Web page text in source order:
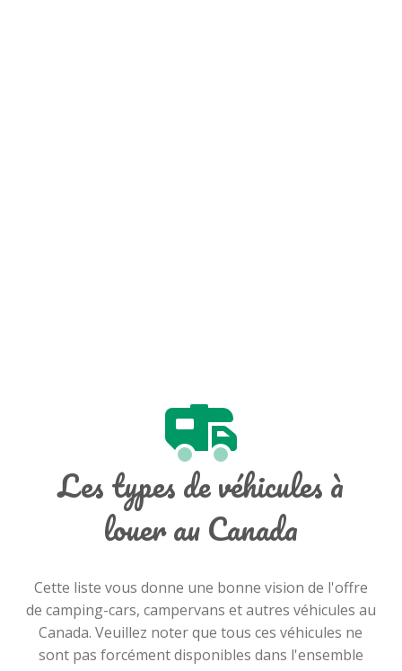
Les types de véhicules à
louer au Canada
Cette liste vous donne une bonne vision de l'offre
de camping-cars, campervans et autres véhicules au
Canada. Veuillez noter que tous ces véhicules ne
sont pas forcément disponibles dans l'ensemble